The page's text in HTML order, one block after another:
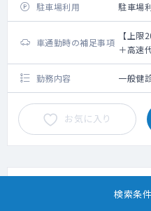
駐車場利用 駐車場
車通勤時の補足事項
【上
＋高速
勤務内容 一般健
お気に入り
検索条